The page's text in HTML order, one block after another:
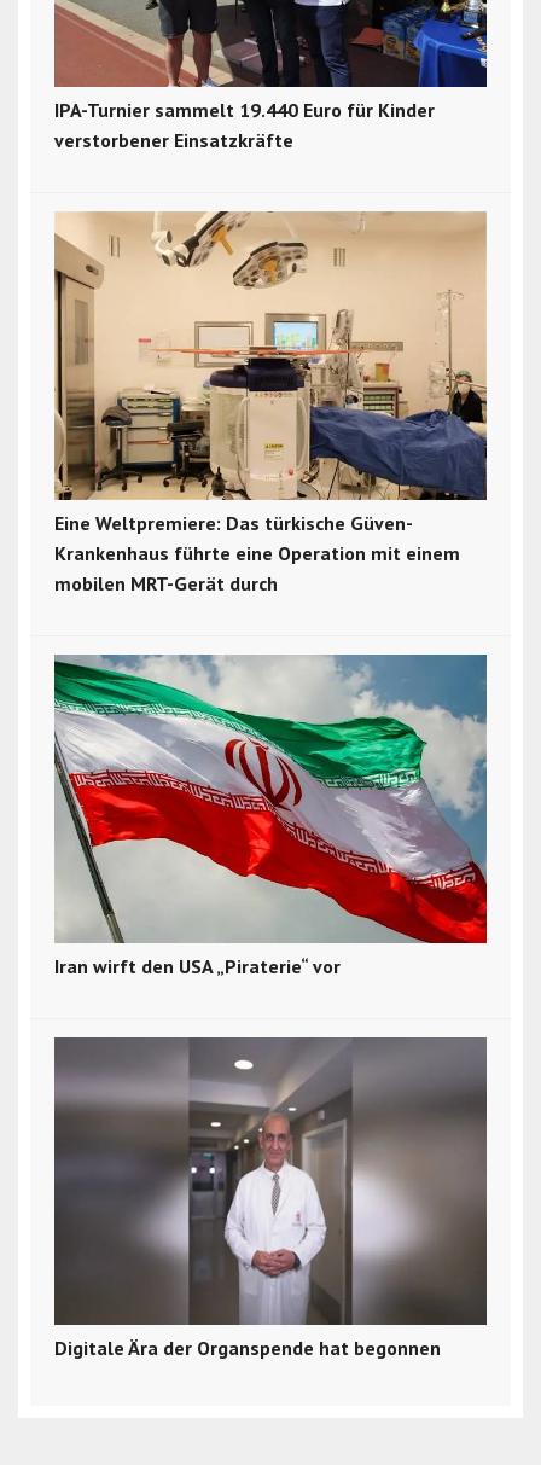
IPA-Turnier sammelt 19.440 Euro für Kinder
verstorbener Einsatzkräfte
Eine Weltpremiere: Das türkische Güven-
Krankenhaus führte eine Operation mit einem
mobilen MRT-Gerät durch
Iran wirft den USA „Piraterie“ vor
Digitale Ära der Organspende hat begonnen